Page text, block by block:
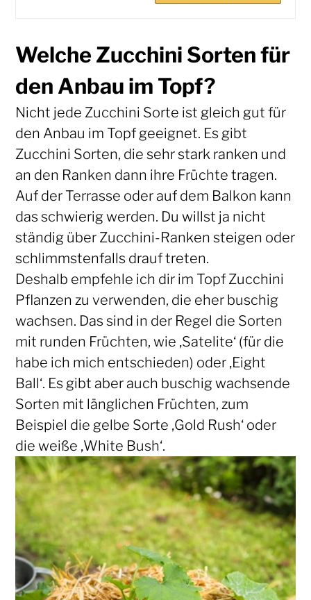
Welche Zucchini Sorten für
den Anbau im Topf?
Nicht jede Zucchini Sorte ist gleich gut für
den Anbau im Topf geeignet. Es gibt
Zucchini Sorten, die sehr stark ranken und
an den Ranken dann ihre Früchte tragen.
Auf der Terrasse oder auf dem Balkon kann
das schwierig werden. Du willst ja nicht
ständig über Zucchini-Ranken steigen oder
schlimmstenfalls drauf treten.
Deshalb empfehle ich dir im Topf Zucchini
Pflanzen zu verwenden, die eher buschig
wachsen. Das sind in der Regel die Sorten
mit runden Früchten, wie ‚Satelite‘ (für die
habe ich mich entschieden) oder ‚Eight
Ball‘. Es gibt aber auch buschig wachsende
Sorten mit länglichen Früchten, zum
Beispiel die gelbe Sorte ‚Gold Rush‘ oder
die weiße ‚White Bush‘.